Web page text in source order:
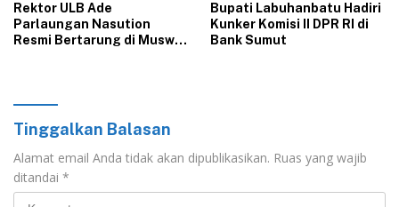
Rektor ULB Ade
Parlaungan Nasution
Resmi Bertarung di Muswil
‎Bupati Labuhanbatu Hadiri
Kunker Komisi II DPR RI di
Bank Sumut‎
Tinggalkan Balasan
Alamat email Anda tidak akan dipublikasikan. Ruas yang wajib
ditandai *